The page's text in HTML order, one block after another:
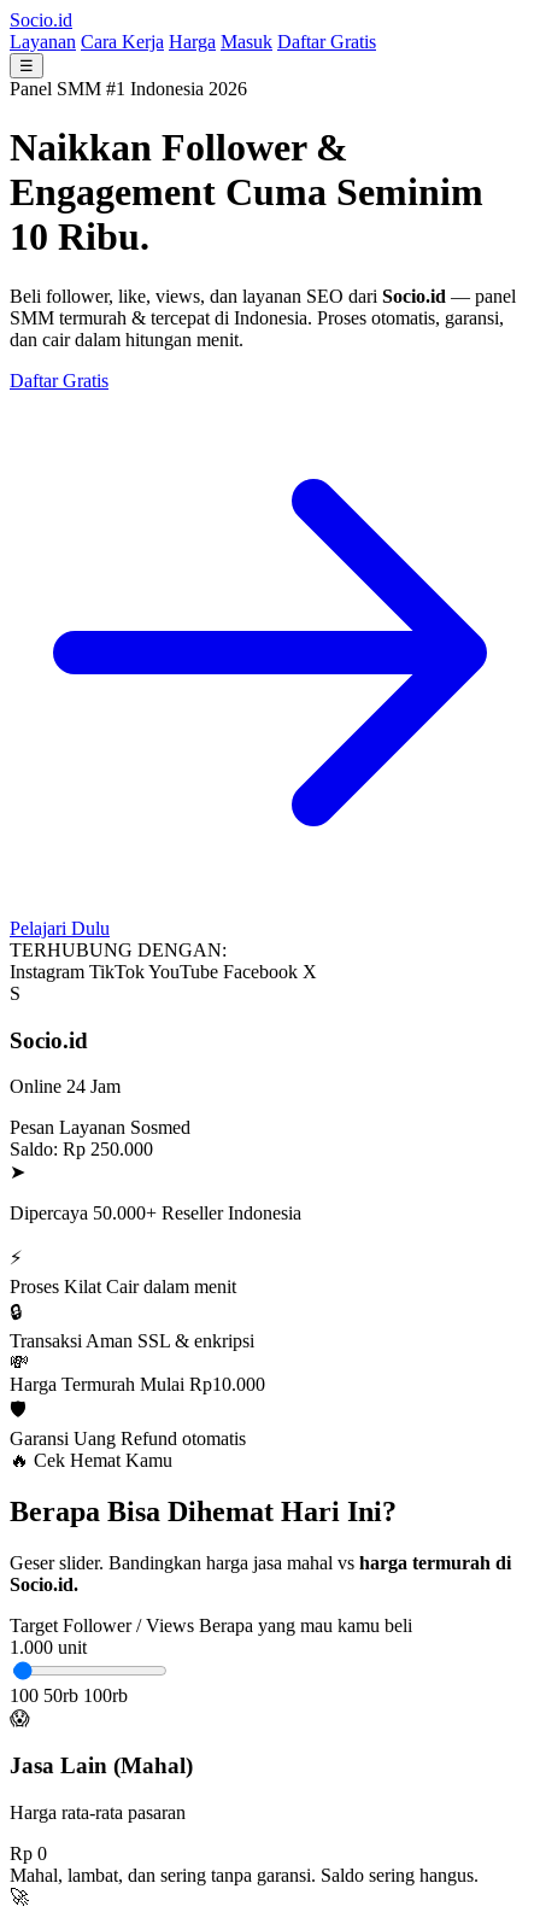
Socio.id
Layanan Cara Kerja Harga Masuk Daftar Gratis
☰
Panel SMM #1 Indonesia 2026
Naikkan Follower &
Engagement Cuma Seminim
10 Ribu.
Beli follower, like, views, dan layanan SEO dari Socio.id — panel
SMM termurah & tercepat di Indonesia. Proses otomatis, garansi,
dan cair dalam hitungan menit.
Daftar Gratis
Pelajari Dulu
TERHUBUNG DENGAN:
Instagram TikTokYouTube Facebook X
S
Socio.id
Online 24 Jam
Pesan Layanan Sosmed
Saldo: Rp 250.000
➤
Dipercaya 50.000+ Reseller Indonesia
⚡
Proses Kilat Cair dalam menit
🔒
Transaksi Aman SSL & enkripsi
💸
Harga Termurah Mulai Rp10.000
🛡️
Garansi Uang Refund otomatis
🔥 Cek Hemat Kamu
Berapa Bisa Dihemat Hari Ini?
Geser slider. Bandingkan harga jasa mahal vs harga termurah di
Socio.id.
Target Follower / Views Berapa yang mau kamu beli
1.000 unit
100 50rb 100rb
😱
Jasa Lain (Mahal)
Harga rata-rata pasaran
Rp 0
Mahal, lambat, dan sering tanpa garansi. Saldo sering hangus.
🚀